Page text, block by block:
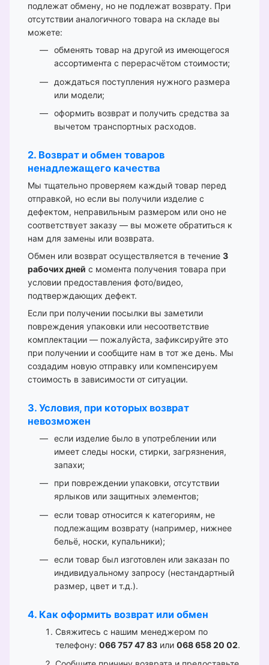
подлежат обмену, но не подлежат возврату. При
отсутствии аналогичного товара на складе вы
можете:
обменять товар на другой из имеющегося
ассортимента с перерасчётом стоимости;
дождаться поступления нужного размера
или модели;
оформить возврат и получить средства за
вычетом транспортных расходов.
2. Возврат и обмен товаров
ненадлежащего качества
Мы тщательно проверяем каждый товар перед
отправкой, но если вы получили изделие с
дефектом, неправильным размером или оно не
соответствует заказу — вы можете обратиться к
нам для замены или возврата.
Обмен или возврат осуществляется в течение 3
рабочих дней с момента получения товара при
условии предоставления фото/видео,
подтверждающих дефект.
Если при получении посылки вы заметили
повреждения упаковки или несоответствие
комплектации — пожалуйста, зафиксируйте это
при получении и сообщите нам в тот же день. Мы
создадим новую отправку или компенсируем
стоимость в зависимости от ситуации.
3. Условия, при которых возврат
невозможен
если изделие было в употреблении или
имеет следы носки, стирки, загрязнения,
запахи;
при повреждении упаковки, отсутствии
ярлыков или защитных элементов;
если товар относится к категориям, не
подлежащим возврату (например, нижнее
бельё, носки, купальники);
если товар был изготовлен или заказан по
индивидуальному запросу (нестандартный
размер, цвет и т.д.).
4. Как оформить возврат или обмен
Свяжитесь с нашим менеджером по
телефону: 066 757 47 83 или 068 658 20 02.